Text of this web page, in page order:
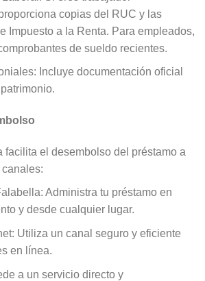
copias del RUC y las
Impuesto a la Renta. Para empleados,
de sueldo recientes.
Incluye documentación oficial
facilita el desembolso del préstamo a
Administra tu préstamo en
y desde cualquier lugar.
Utiliza un canal seguro y eficiente
en línea.
a un servicio directo y